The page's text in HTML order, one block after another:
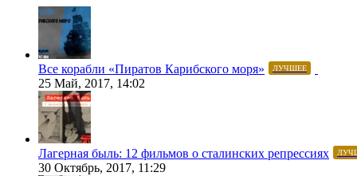
Все корабли «Пиратов Карибского моря» ЛУЧШЕЕ
25 Май, 2017, 14:02
Лагерная быль: 12 фильмов о сталинских репрессиях
30 Октябрь, 2017, 11:29